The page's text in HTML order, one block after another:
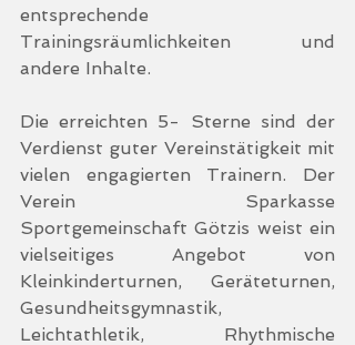
entsprechende
Trainingsräumlichkeiten und
andere Inhalte.
Die erreichten 5- Sterne sind der
Verdienst guter Vereinstätigkeit mit
vielen engagierten Trainern. Der
Verein Sparkasse
Sportgemeinschaft Götzis weist ein
vielseitiges Angebot von
Kleinkinderturnen, Geräteturnen,
Gesundheitsgymnastik,
Leichtathletik, Rhythmische